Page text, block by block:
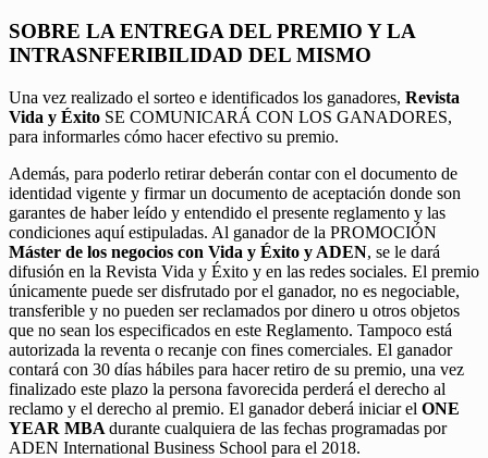
SOBRE LA ENTREGA DEL PREMIO Y LA
INTRASNFERIBILIDAD DEL MISMO
Una vez realizado el sorteo e identificados los ganadores, Revista
Vida y Éxito SE COMUNICARÁ CON LOS GANADORES,
para informarles cómo hacer efectivo su premio.
Además, para poderlo retirar deberán contar con el documento de
identidad vigente y firmar un documento de aceptación donde son
garantes de haber leído y entendido el presente reglamento y las
condiciones aquí estipuladas. Al ganador de la PROMOCIÓN
Máster de los negocios con Vida y Éxito y ADEN, se le dará
difusión en la Revista Vida y Éxito y en las redes sociales. El premio
únicamente puede ser disfrutado por el ganador, no es negociable,
transferible y no pueden ser reclamados por dinero u otros objetos
que no sean los especificados en este Reglamento. Tampoco está
autorizada la reventa o recanje con fines comerciales. El ganador
contará con 30 días hábiles para hacer retiro de su premio, una vez
finalizado este plazo la persona favorecida perderá el derecho al
reclamo y el derecho al premio. El ganador deberá iniciar el ONE
YEAR MBA durante cualquiera de las fechas programadas por
ADEN International Business School para el 2018.